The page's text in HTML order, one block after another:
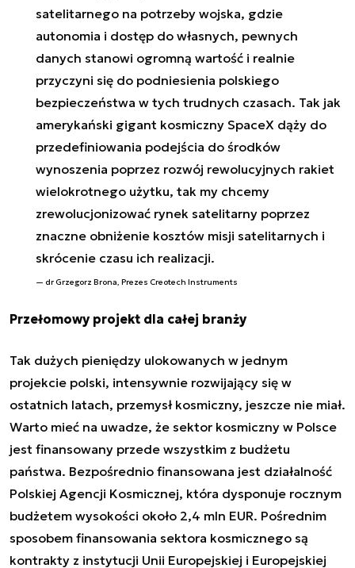
satelitarnego na potrzeby wojska, gdzie
autonomia i dostęp do własnych, pewnych
danych stanowi ogromną wartość i realnie
przyczyni się do podniesienia polskiego
bezpieczeństwa w tych trudnych czasach. Tak jak
amerykański gigant kosmiczny SpaceX dąży do
przedefiniowania podejścia do środków
wynoszenia poprzez rozwój rewolucyjnych rakiet
wielokrotnego użytku, tak my chcemy
zrewolucjonizować rynek satelitarny poprzez
znaczne obniżenie kosztów misji satelitarnych i
skrócenie czasu ich realizacji.
dr Grzegorz Brona, Prezes Creotech Instruments
Przełomowy projekt dla całej branży
Tak dużych pieniędzy ulokowanych w jednym
projekcie polski, intensywnie rozwijający się w
ostatnich latach, przemysł kosmiczny, jeszcze nie miał.
Warto mieć na uwadze, że sektor kosmiczny w Polsce
jest finansowany przede wszystkim z budżetu
państwa. Bezpośrednio finansowana jest działalność
Polskiej Agencji Kosmicznej, która dysponuje rocznym
budżetem wysokości około 2,4 mln EUR. Pośrednim
sposobem finansowania sektora kosmicznego są
kontrakty z instytucji Unii Europejskiej i Europejskiej